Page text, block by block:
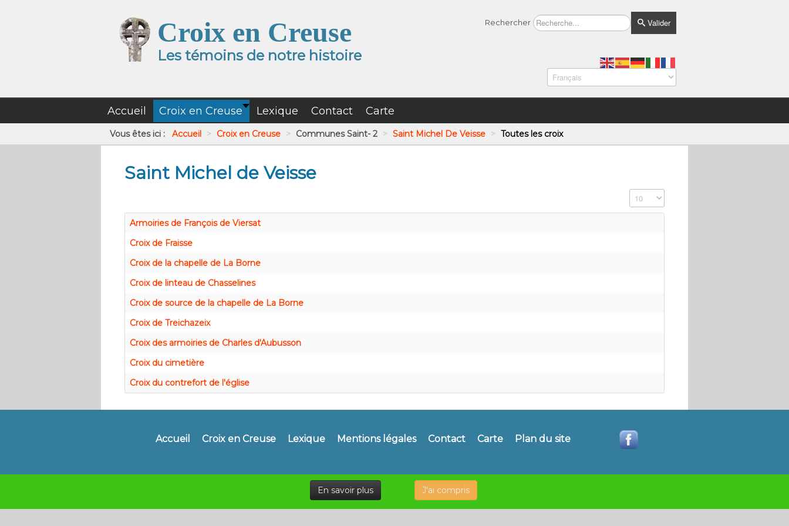
Croix en Creuse
Les témoins de notre histoire
Rechercher Valider
Accueil Croix en Creuse Lexique Contact Carte
Vous êtes ici : Accueil > Croix en Creuse > Communes Saint- 2 > Saint Michel De Veisse > Toutes les croix
Saint Michel de Veisse
Affichage #
Armoiries de François de Viersat
Croix de Fraisse
Croix de la chapelle de La Borne
Croix de linteau de Chasselines
Croix de source de la chapelle de La Borne
Croix de Treichazeix
Croix des armoiries de Charles d'Aubusson
Croix du cimetière
Croix du contrefort de l'église
Accueil Croix en Creuse Lexique Mentions légales Contact Carte Plan du site
En savoir plus J'ai compris